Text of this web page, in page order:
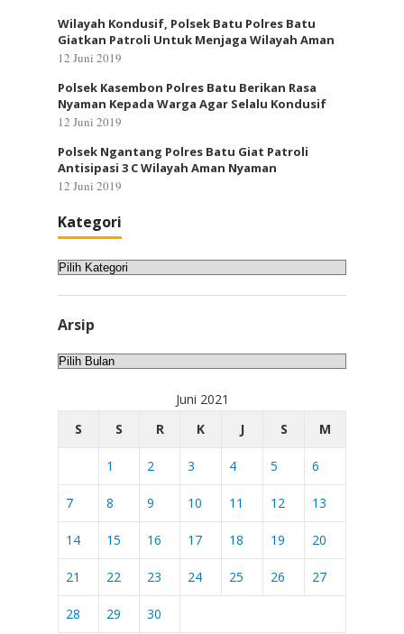
Wilayah Kondusif, Polsek Batu Polres Batu
Giatkan Patroli Untuk Menjaga Wilayah Aman
12 Juni 2019
Polsek Kasembon Polres Batu Berikan Rasa
Nyaman Kepada Warga Agar Selalu Kondusif
12 Juni 2019
Polsek Ngantang Polres Batu Giat Patroli
Antisipasi 3 C Wilayah Aman Nyaman
12 Juni 2019
Kategori
Kategori
Arsip
Arsip
Juni 2021
S
S R K J S M
1 2 3 4 5 6
7 8 9 10 11 12 13
14 15 16 17 18 19 20
21 22 23 24 25 26 27
28 29 30